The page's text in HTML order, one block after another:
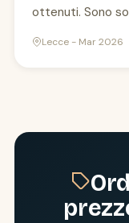
ottenuti. Sono
Lecce - Mar 2026